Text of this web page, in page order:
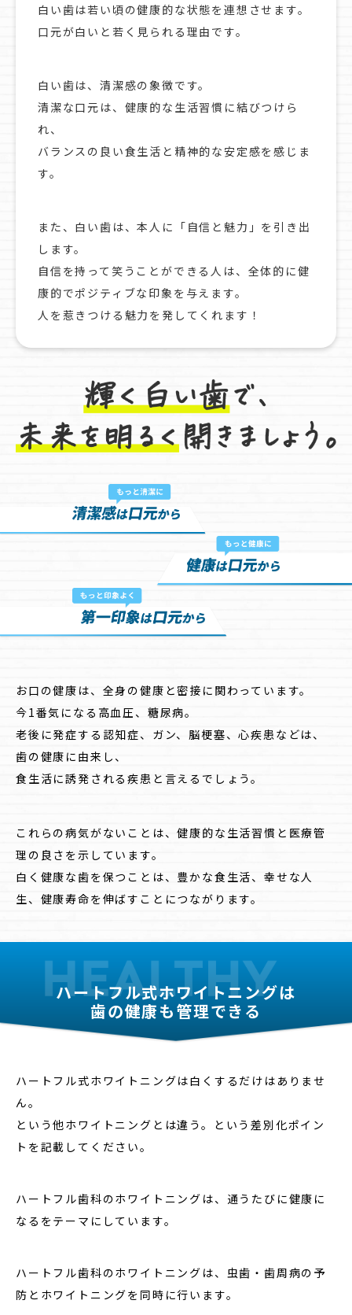
白い歯は若い頃の健康的な状態を連想させます。
口元が白いと若く見られる理由です。
白い歯は、清潔感の象徴です。
清潔な口元は、健康的な生活習慣に結びつけら
れ、
バランスの良い食生活と精神的な安定感を感じま
す。
また、白い歯は、本人に「自信と魅力」を引き出
します。
自信を持って笑うことができる人は、全体的に健
康的でポジティブな印象を与えます。
人を惹きつける魅力を発してくれます！
お口の健康は、全身の健康と密接に関わっています。
今1番気になる高血圧、糖尿病。
老後に発症する認知症、ガン、脳梗塞、心疾患などは、
歯の健康に由来し、
食生活に誘発される疾患と言えるでしょう。
これらの病気がないことは、健康的な生活習慣と医療管
理の良さを示しています。
白く健康な歯を保つことは、豊かな食生活、幸せな人
生、健康寿命を伸ばすことにつながります。
ハートフル式ホワイトニングは
歯の健康も管理できる
ハートフル式ホワイトニングは白くするだけはありませ
ん。
という他ホワイトニングとは違う。という差別化ポイン
トを記載してください。
ハートフル歯科のホワイトニングは、通うたびに健康に
なるをテーマにしています。
ハートフル歯科のホワイトニングは、虫歯・歯周病の予
防とホワイトニングを同時に行います。